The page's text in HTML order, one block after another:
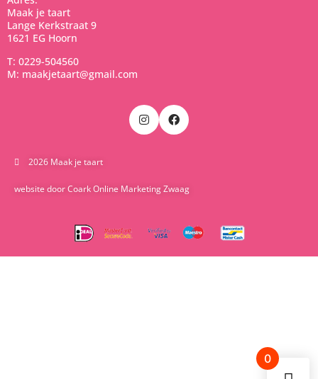
Maak je taart
Lange Kerkstraat 9
1621 EG Hoorn
T: 0229-504560
M: maakjetaart@gmail.com
2026 Maak je taart
website door Coark Online Marketing Zwaag
0